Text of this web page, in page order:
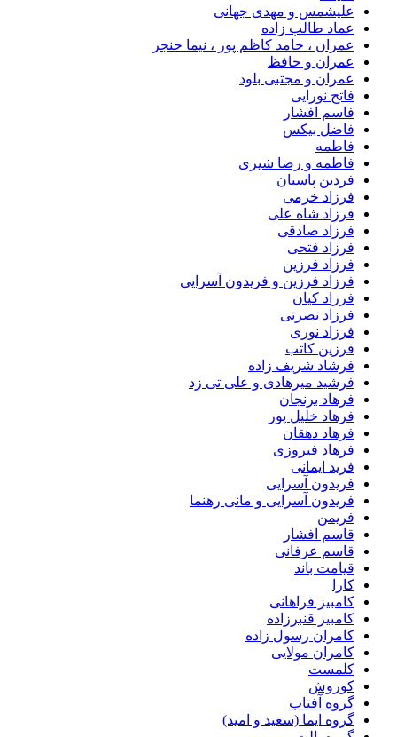
علیشمس و مهدی جهانی
عماد طالب زاده
عمران ، حامد کاظم پور ، نیما حنجر
عمران و حافظ
عمران و مجتبی بلود
فاتح نورایی
فاسم افشار
فاضل بیکس
فاطمه
فاطمه و رضا شیری
فردین پاسبان
فرزاد خرمی
فرزاد شاه علی
فرزاد صادقى
فرزاد فتحی
فرزاد فرزین
فرزاد فرزین و فریدون آسرایی
فرزاد کیان
فرزاد نصرتی
فرزاد نوری
فرزین کاتب
فرشاد شریف زاده
فرشید میرهادی و علی تی زد
فرهاد برنجان
فرهاد خلیل پور
فرهاد دهقان
فرهاد فیروزی
فرید ایمانی
فریدون آسرایی
فریدون آسرایی و مانی رهنما
فریمن
قاسم افشار
قاسم عرفانی
قیامت باند
کارا
کامبیز فراهانی
کامبیز قنبرزاده
کامران رسول زاده
کامران مولایی
کلمست
کوروش
گروه آفتاب
گروه ایما (سعید و امید)